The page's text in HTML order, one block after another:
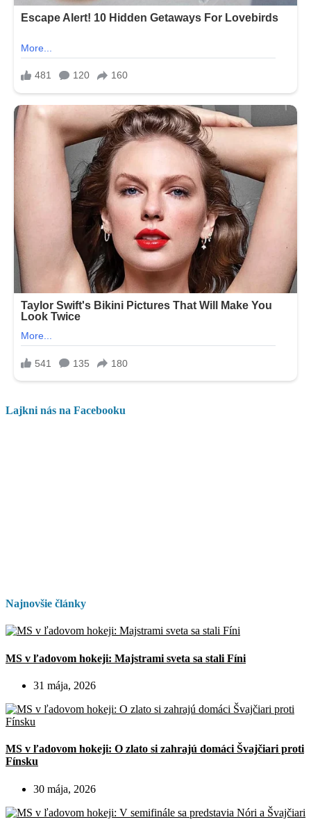
Lajkni nás na Facebooku
Najnovšie články
MS v ľadovom hokeji: Majstrami sveta sa stali Fíni
31 mája, 2026
MS v ľadovom hokeji: O zlato si zahrajú domáci Švajčiari proti
Fínsku
30 mája, 2026